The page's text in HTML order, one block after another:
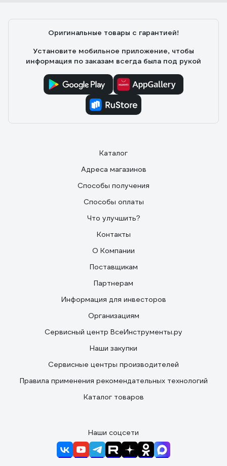
Оригинальные товары с гарантией!
Установите мобильное приложение, чтобы
информация по заказам всегда была под рукой
Каталог
Адреса магазинов
Способы получения
Способы оплаты
Что улучшить?
Контакты
О Компании
Поставщикам
Партнерам
Информация для инвесторов
Организациям
Сервисный центр ВсеИнструменты.ру
Наши закупки
Сервисные центры производителей
Правила применения рекомендательных технологий
Каталог товаров
Наши соцсети